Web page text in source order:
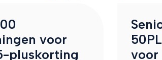
voor
pluskorting
voor